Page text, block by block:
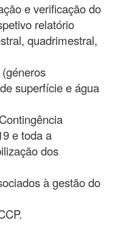
e verificação do
relatório
quadrimestral,
superfície e água
e toda a
dos
à gestão do